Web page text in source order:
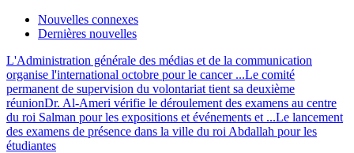
Nouvelles connexes
Dernières nouvelles
L'Administration générale des médias et de la communication
organise l'international octobre pour le cancer ...Le comité
permanent de supervision du volontariat tient sa deuxième
réunionDr. Al-Ameri vérifie le déroulement des examens au centre
du roi Salman pour les expositions et événements et ...Le lancement
des examens de présence dans la ville du roi Abdallah pour les
étudiantes